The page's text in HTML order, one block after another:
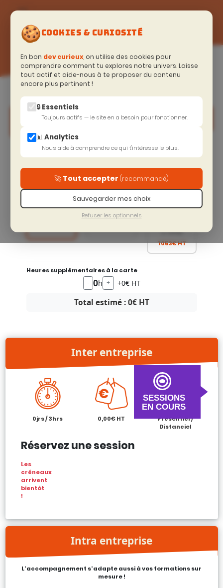
SESSIONS
EN COURS
🍪COOKIES & CURIOSITÉ
En bon dev curieux, on utilise des cookies pour
comprendre comment tu explores notre univers. Laisse
tout actif et aide-nous à te proposer du contenu
encore plus pertinent !
🔒 Essentiels
Toujours actifs — le site en a besoin pour fonctionner.
📊 Analytics
Nous aide à comprendre ce qui t'intéresse le plus.
🚀 Tout accepter (recommandé)
Sauvegarder mes choix
Refuser les optionnels
Accueil > Excellence Technique
Accompagnement post-formation
Prolongez votre montée en compétences
Essentiel Accompagné
Formation +
2h coaching
formation
Premium
-22%
Formation +
coaching
(-22%)
1 053€ HT
Heures supplémentaires à la carte
- 0h + +0€ HT
Total estimé :0€ HT
Inter entreprise
0jrs / 3hrs 0,00€ HT
Présentiel /
Distanciel
Réservez une session
Les
créneaux
arrivent
bientôt
!
Intra entreprise
L'accompagnement s'adapte aussi à vos formations sur
mesure !